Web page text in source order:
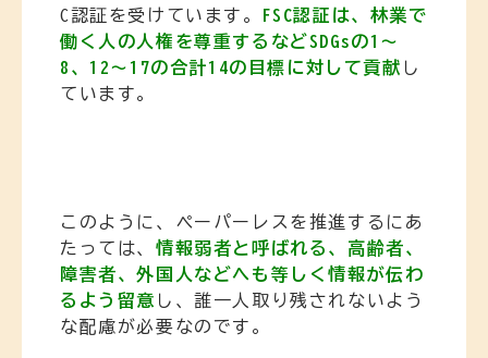
C認証を受けています。
FSC認証は、林業で
働く人の人権を尊重するなどSDGsの1〜
8、12〜17の合計14の目標に対して貢献 し
ています。
このように、ペーパーレスを推進するにあ
たっては、 情報弱者と呼ばれる、高齢者、
障害者、外国人などへも等しく情報が伝わ
るよう留意 し、誰一人取り残されないよう
な配慮が必要なのです。